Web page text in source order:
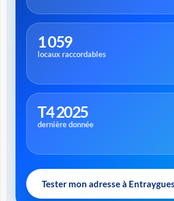
1 059
locaux raccordables
T4 2025
dernière donnée
Tester mon adresse à